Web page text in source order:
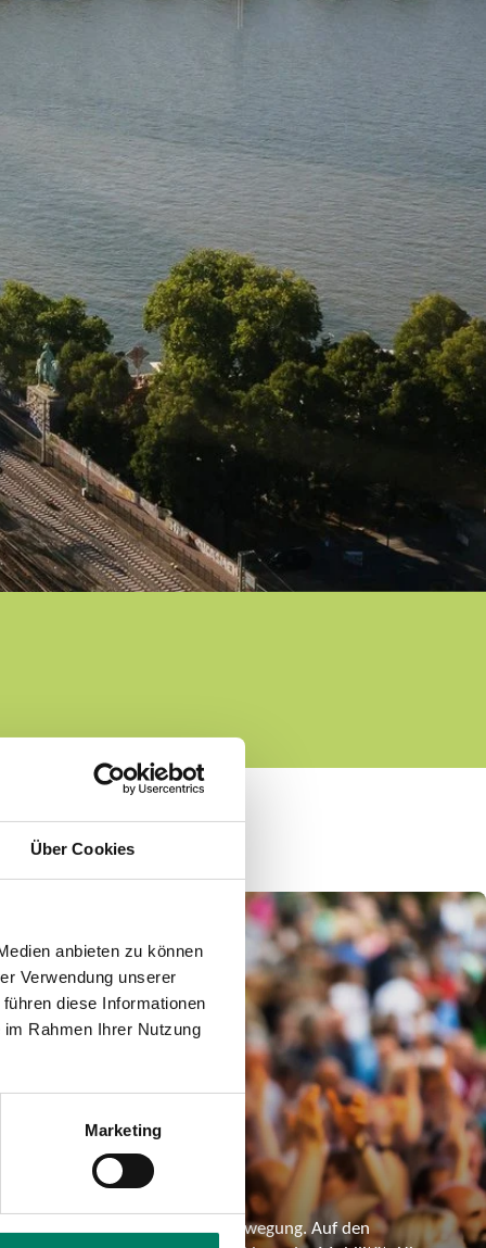
Über Cookies
anbieten zu können
Verwendung unserer
diese Informationen
Rahmen Ihrer Nutzung
Marketing
VRS
eine Geschichte mit viel Bewegung. Auf den